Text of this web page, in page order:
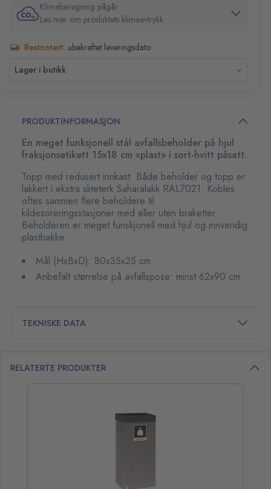
Klimaberegning pågår
Les mer om produktets klimaavtrykk
Restnotert: ubekreftet leveringsdato
Lager i butikk
PRODUKTINFORMASJON
En meget funksjonell stål avfallsbeholder på hjul
fraksjonsetikett 15x18 cm «plast» i sort-hvitt påsatt.
Topp med redusert innkast. Både beholder og topp er
lakkert i ekstra sliteterk Saharalakk RAL7021. Kobles
oftes sammen flere beholdere til
kildesoreringsstasjoner med eller uten braketter.
Beholderen er meget funskjonell med hjul og innvendig
plastbakke.
Mål (HxBxD): 80x35x25 cm
Anbefalt størrelse på avfallspose: minst 62x90 cm
TEKNISKE DATA
RELATERTE PRODUKTER